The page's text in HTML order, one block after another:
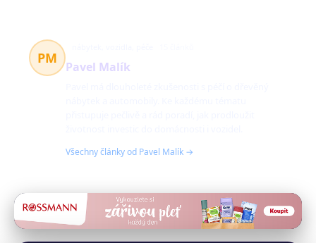
PM
Pavel Malík
Všechny články od Pavel Malík →